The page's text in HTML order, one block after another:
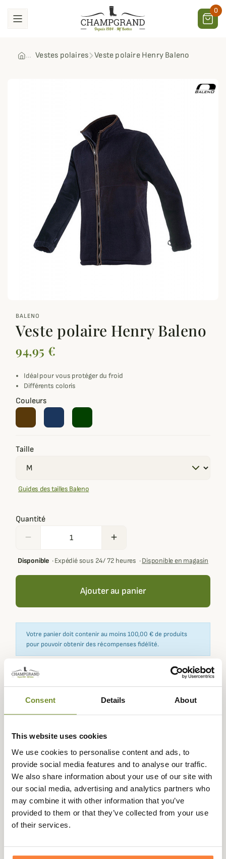
Consent Details About
This website uses cookies
We use cookies to personalise content and ads, to
provide social media features and to analyse our traffic.
We also share information about your use of our site with
our social media, advertising and analytics partners who
may combine it with other information that you’ve
provided to them or that they’ve collected from your use
of their services.
0
Vestes polaires Veste polaire Henry Baleno
BALENO
Veste polaire Henry Baleno
94,95 €
Idéal pour vous protéger du froid
Différents coloris
Couleurs
Taille
Guides des tailles Baleno
Quantité
remove add
Disponible·Expédié sous 24/ 72 heures ·Disponible en magasin
Ajouter au panier
Votre panier doit contenir au moins 100,00 € de produits
pour pouvoir obtenir des récompenses fidélité.
Expédié dans
Échange ou
Paiement
Paiement en
Description
Balenovous propose la veste polaire Henry, dotée de
finitions façon nubuck du plus bel effet.
poches repose-mains, cette veste polaire sera parfaite